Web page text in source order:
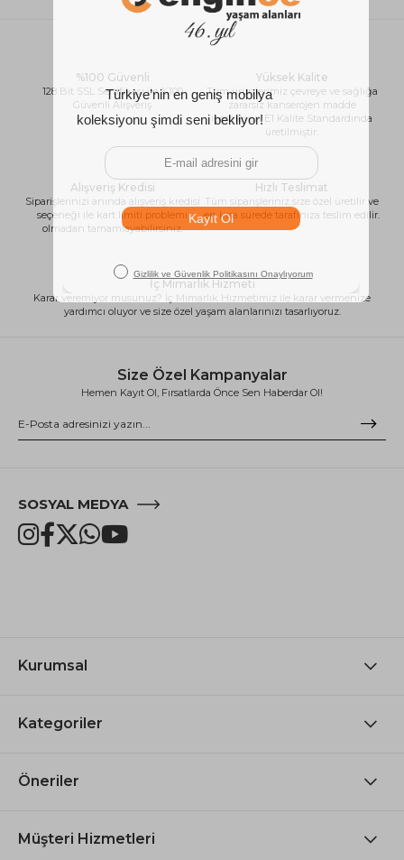
%100 Güvenli
128 Bit SSL Sertifikası ile %100
Güvenli Alışveriş
Yüksek Kalite
Tüm ürünlerimiz çevreye ve sağlığa
zararsız kanserojen madde
içermeyen E1 Kalite Standardında
üretilmiştir.
Alışveriş Kredisi
Siparişlerinizi anında alışveriş kredisi
seçeneği ile kart limiti problemi
olmadan tamamlayabilirsiniz.
Hızlı Teslimat
Tüm siparişleriniz size özel üretilir ve
en kısa sürede tarafınıza teslim edilir.
İç Mimarlık Hizmeti
Karar veremiyor musunuz? İç Mimarlık Hizmetimiz ile karar vermenize
yardımcı oluyor ve size özel yaşam alanlarınızı tasarlıyoruz.
Size Özel Kampanyalar
Hemen Kayıt Ol, Fırsatlarda Önce Sen Haberdar Ol!
SOSYAL MEDYA
Kurumsal
Kategoriler
Öneriler
Müşteri Hizmetleri